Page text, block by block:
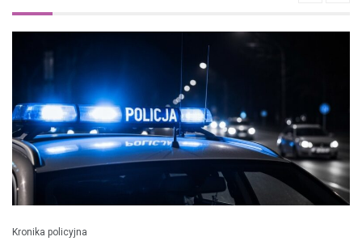
Kronika policyjna